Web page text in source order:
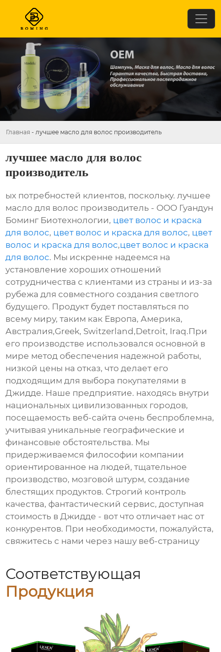
Главная - лучшее масло для волос производитель
лучшее масло для волос
производитель
ых потребностей клиентов, поскольку. лучшее
масло для волос производитель - ООО Гуандун
Боминг Биотехнологии, цвет волос и краска
для волос, цвет волос и краска для волос, цвет
волос и краска для волос,цвет волос и краска
для волос. Мы искренне надеемся на
установление хороших отношений
сотрудничества с клиентами из страны и из-за
рубежа для совместного создания светлого
будущего. Продукт будет поставляться по
всему миру, таким как Европа, Америка,
Австралия,Greek, Switzerland,Detroit, Iraq.При
его производстве использовался основной в
мире метод обеспечения надежной работы,
низкой цены на отказ, что делает его
подходящим для выбора покупателями в
Джидде. Наше предприятие. находясь внутри
национальных цивилизованных городов,
посещаемость веб-сайта очень беспроблемна,
учитывая уникальные географические и
финансовые обстоятельства. Мы
придерживаемся философии компании
ориентированное на людей, тщательное
производство, мозговой штурм, создание
блестящих продуктов. Строгий контроль
качества, фантастический сервис, доступная
стоимость в Джидде - вот что отличает нас от
конкурентов. При необходимости, пожалуйста,
свяжитесь с нами через нашу веб-страницу
Соответствующая
Продукция